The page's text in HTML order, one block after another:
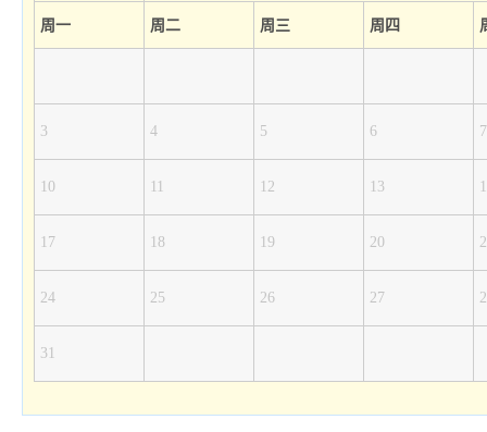
周一 周二 周三 周四
3 4 5 6 7
10 11 12 13
17 18 19 20
24 25 26 27
31